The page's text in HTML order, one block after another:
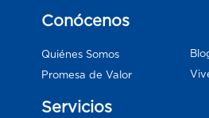
Conócenos
Quiénes Somos
Promesa de Valor
Servicios